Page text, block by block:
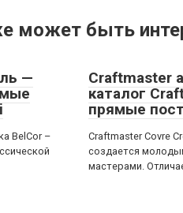
может быть
—
BelCor –
Craftmaster
каталог
прямые
Craftmaster Covre
создается
мастерами.